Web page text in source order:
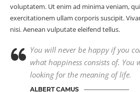
voluptatem. Ut enim ad minima veniam,
exercitationem ullam corporis suscipit.
nisi. Aenean vulputate eleifend tellus.
You will never be happy if you
what happiness consists of. You
looking for the meaning of life.
ALBERT CAMUS